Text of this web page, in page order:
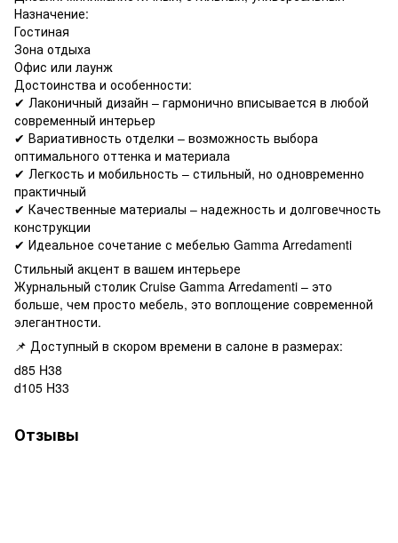
Назначение:
Гостиная
Зона отдыха
Офис или лаунж
Достоинства и особенности:
✔ Лаконичный дизайн – гармонично вписывается в любой
современный интерьер
✔ Вариативность отделки – возможность выбора
оптимального оттенка и материала
✔ Легкость и мобильность – стильный, но одновременно
практичный
✔ Качественные материалы – надежность и долговечность
конструкции
✔ Идеальное сочетание с мебелью Gamma Arredamenti
Стильный акцент в вашем интерьере
Журнальный столик Cruise Gamma Arredamenti – это
больше, чем просто мебель, это воплощение современной
элегантности.
📌 Доступный в скором времени в салоне в размерах:
d85 H38
d105 H33
Отзывы